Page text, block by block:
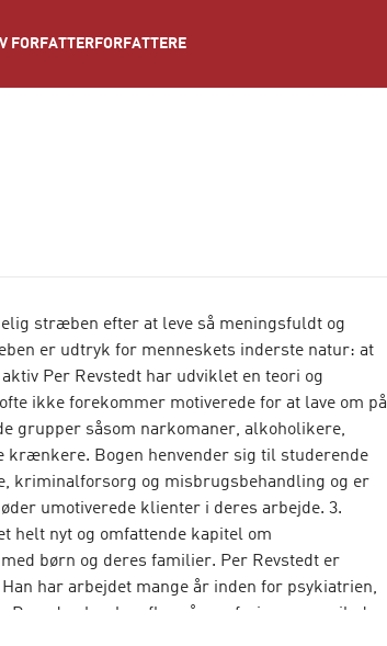
FORFATTER FORFATTERE
stræben efter at leve så meningsfuldt og
er udtryk for menneskets inderste natur: at
Per Revstedt har udviklet en teori og
ikke forekommer motiverede for at lave om på
grupper såsom narkomaner, alkoholikere,
Bogen henvender sig til studerende
kriminalforsorg og misbrugsbehandling og er
umotiverede klienter i deres arbejde. 3.
helt nyt og omfattende kapitel om
børn og deres familier. Per Revstedt er
har arbejdet mange år inden for psykiatrien,
har han flere års erfaring som vejleder